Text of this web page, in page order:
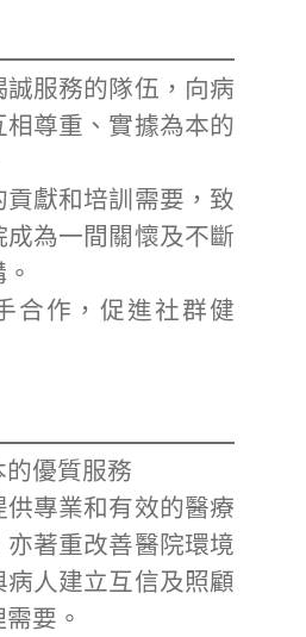
服務的隊伍，向病
相尊重、實據為本的
獻和培訓需要，致
為一間關懷及不斷
合作，促進社群健
優質服務
專業和有效的醫療
著重改善醫院環境
人建立互信及照顧
要。